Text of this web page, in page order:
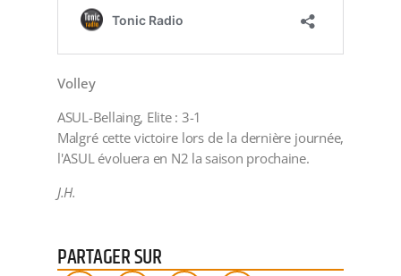
Volley
ASUL-Bellaing, Elite : 3-1
Malgré cette victoire lors de la dernière journée,
l'ASUL évoluera en N2 la saison prochaine.
J.H.
PARTAGER SUR